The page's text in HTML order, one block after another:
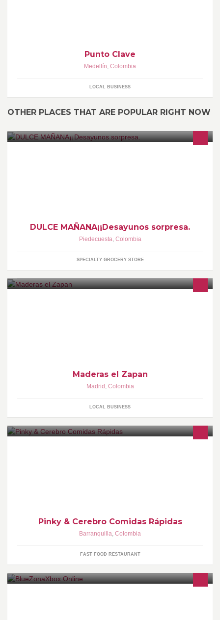
Punto Clave
Medellín, Colombia
LOCAL BUSINESS
OTHER PLACES THAT ARE POPULAR RIGHT NOW
DULCE MAÑANA¡¡Desayunos sorpresa.
Piedecuesta, Colombia
SPECIALTY GROCERY STORE
Maderas el Zapan
Madrid , Colombia
LOCAL BUSINESS
Pinky & Cerebro Comidas Rápidas
Barranquilla, Colombia
FAST FOOD RESTAURANT